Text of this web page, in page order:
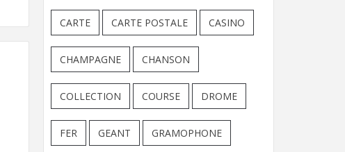
CARTE CARTE POSTALE CASINO
CHAMPAGNE CHANSON
COLLECTION COURSE DROME
FER GEANT GRAMOPHONE